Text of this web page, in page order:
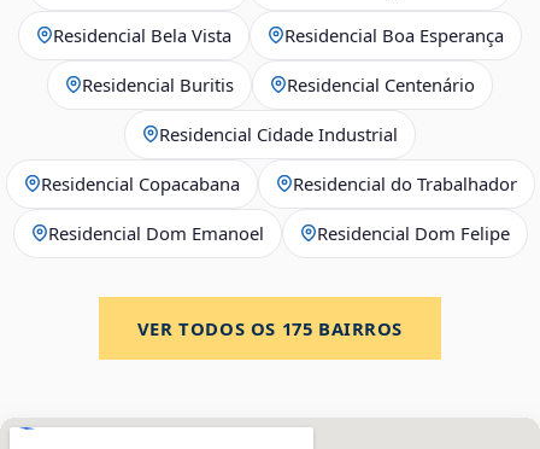
Residencial Bela Vista Residencial Boa Esperança
Residencial Buritis Residencial Centenário
Residencial Cidade Industrial
Residencial Copacabana Residencial do Trabalhador
Residencial Dom Emanoel Residencial Dom Felipe
VER TODOS OS 175 BAIRROS